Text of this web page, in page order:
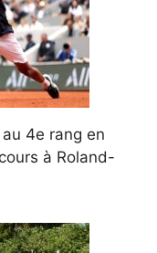
4e rang en
à Roland-